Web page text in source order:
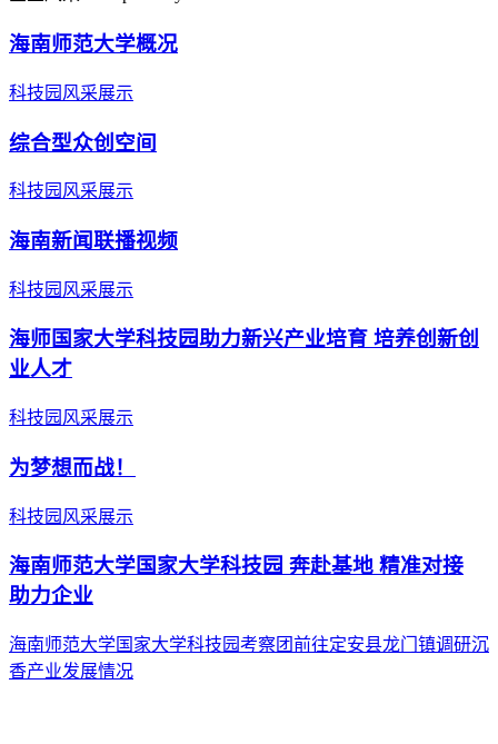
海南师范大学概况
科技园风采展示
综合型众创空间
科技园风采展示
海南新闻联播视频
科技园风采展示
海师国家大学科技园助力新兴产业培育 培养创新创
业人才
科技园风采展示
为梦想而战！
科技园风采展示
海南师范大学国家大学科技园 奔赴基地 精准对接
助力企业
海南师范大学国家大学科技园考察团前往定安县龙门镇调研沉
香产业发展情况